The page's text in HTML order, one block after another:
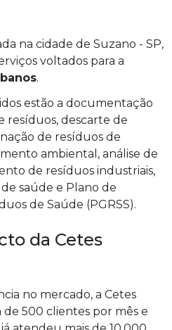
na cidade de Suzano - SP,
voltados para a
.
estão a documentação
resíduos, descarte de
de resíduos de
ambiental, análise de
de resíduos industriais,
saúde e Plano de
de Saúde (PGRSS).
da Cetes
no mercado, a Cetes
500 clientes por mês e